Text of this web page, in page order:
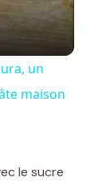
un
maison
le sucre